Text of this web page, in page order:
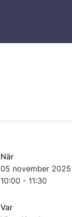
När
05 november 2025
10:00 - 11:30
Var